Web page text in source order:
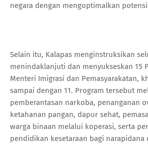
negara dengan mengoptimalkan
Selain itu, Kalapas menginstruksikan
menindaklanjuti dan menyukseskan 15
Menteri Imigrasi dan Pemasyarakatan,
sampai dengan 11. Program tersebut
pemberantasan narkoba, penanganan
ketahanan pangan, dapur sehat,
warga binaan melalui koperasi, serta
pendidikan kesetaraan bagi narapidana